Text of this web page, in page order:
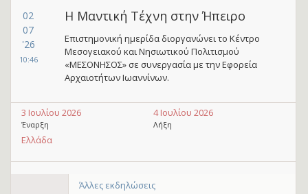
02
07
'26
10:46
Η Μαντική Τέχνη στην Ήπειρο
Επιστημονική ημερίδα διοργανώνει το Κέντρο
Μεσογειακού και Νησιωτικού Πολιτισμού
«ΜΕΣΟΝΗΣΟΣ» σε συνεργασία με την Εφορεία
Αρχαιοτήτων Ιωαννίνων.
3 Ιουλίου 2026
Έναρξη
4 Ιουλίου 2026
Λήξη
Ελλάδα
Άλλες εκδηλώσεις